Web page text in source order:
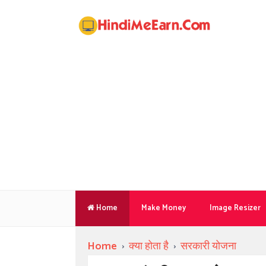
Home Make Money Image Resizer
Home ›क्या होता है ›सरकारी योजना